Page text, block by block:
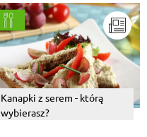
Kanapki z serem - którą
wybierasz?